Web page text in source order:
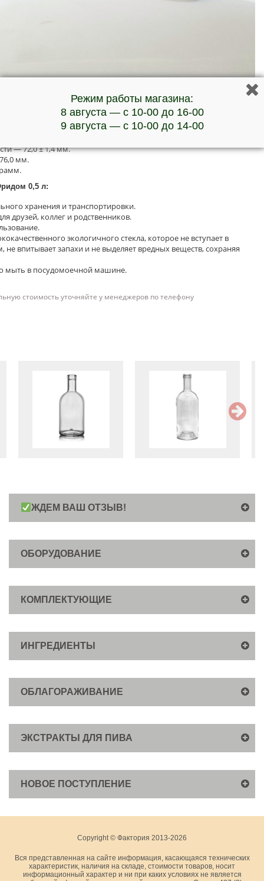
— 72,0 ± 1,4 мм.
мм.
0,5 л:
хранения и транспортировки.
друзей, коллег и родственников.
экологичного стекла, которое не вступает в
впитывает запахи и не выделяет вредных веществ, сохраняя
мыть в посудомоечной машине.
стоимость уточняйте у менеджеров по телефону
ЖДЕМ ВАШ ОТЗЫВ!
ОБОРУДОВАНИЕ
КОМПЛЕКТУЮЩИЕ
ИНГРЕДИЕНТЫ
ОБЛАГОРАЖИВАНИЕ
ЭКСТРАКТЫ ДЛЯ ПИВА
НОВОЕ ПОСТУПЛЕНИЕ
Copyright © Фактория 2013-2026
Вся представленная на сайте информация, касающаяся технических
характеристик, наличия на складе, стоимости товаров, носит
информационный характер и ни при каких условиях не является
Режим работы магазина:
8 августа — с 10-00 до 16-00
9 августа — с 10-00 до 14-00